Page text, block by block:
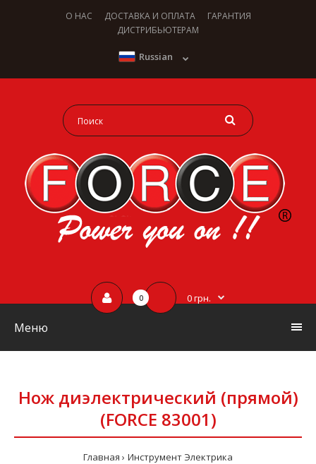
О НАС ДОСТАВКА И ОПЛАТА
ГАРАНТИЯ
ДИСТРИБЬЮТЕРАМ
Russian
0 0 грн.
Меню
Нож диэлектрический (прямой)
(FORCE 83001)
Главная
Инструмент Электрика